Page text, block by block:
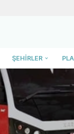
ŞEHIRLER